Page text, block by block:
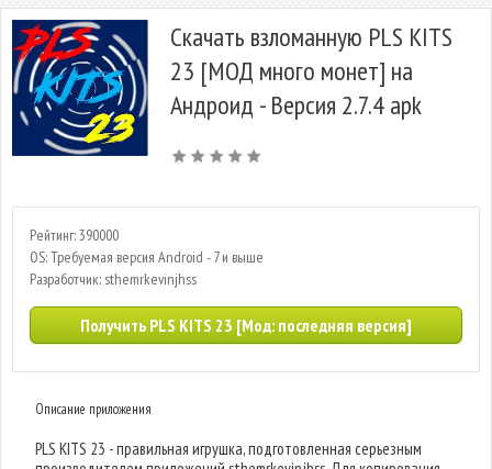
Скачать взломанную PLS KITS
23 [МОД много монет] на
Андроид - Версия 2.7.4 apk
Рейтинг: 390000
OS: Требуемая версия Android - 7 и выше
Разработчик: sthemrkevinjhss
Получить PLS KITS 23 [Мод: последняя версия]
Описание приложения
PLS KITS 23 - правильная игрушка, подготовленная серьезным